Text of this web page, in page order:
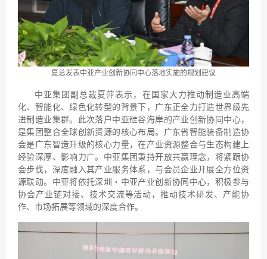
夏总发表中亚产业创新协同中心落地实施的规划建议
中亚集团副总裁夏萍表示，在国家大力推动制造业高端
化、智能化、绿色化转型的背景下，广东正全力打造世界级先
进制造业集群。此次落户中亚硅谷海岸的产业创新协同中心，
是集团整合全球创新资源的核心布局。广东省智能装备制造协
会是广东智造升级的核心力量，在产业资源整合与生态构建上
经验深厚、影响力广。中亚集团秉持开放共赢理念，将紧跟协
会步伐，深度融入其产业服务体系，与会员企业开展全方位资
源联动。中亚将依托深圳・中亚产业创新协同中心，积极参与
协会产业链对接、技术交流等活动，推动技术研发、产能协
作、市场拓展等领域的深度合作。